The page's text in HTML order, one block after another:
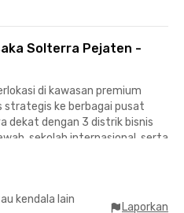
Solterra Pejaten -
di kawasan premium
strategis ke berbagai pusat
dekat dengan 3 distrik bisnis
sekolah internasional, serta
Akses transportasi pun
menit ke Gerbang Tol Lenteng
kendala lain
Laporkan